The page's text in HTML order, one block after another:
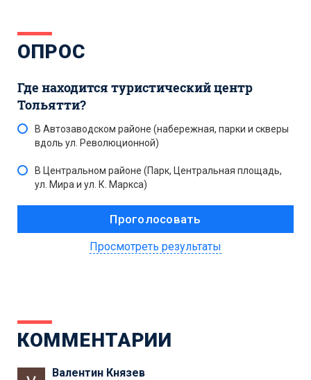
ОПРОС
Где находится туристический центр
Тольятти?
В Автозаводском районе (набережная, парки и скверы
вдоль ул. Революционной)
В Центральном районе (Парк, Центральная площадь,
ул. Мира и ул. К. Маркса)
Просмотреть результаты
КОММЕНТАРИИ
Валентин Князев